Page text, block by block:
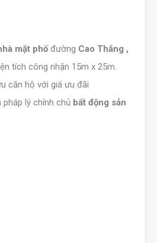
mặt phốđường Cao Thắng ,
tích công nhận 15m x 25m.
căn hộ với giá ưu đãi
lý chính chủ bất động sản